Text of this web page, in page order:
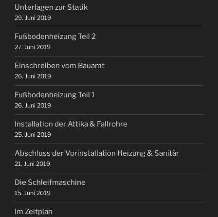
Unterlagen zur Statik
29. Juni 2019
Fußbodenheizung Teil 2
27. Juni 2019
Einschreiben vom Bauamt
26. Juni 2019
Fußbodenheizung Teil 1
26. Juni 2019
Installation der Attika & Fallrohre
25. Juni 2019
Abschluss der Vorinstallation Heizung & Sanitär
21. Juni 2019
Die Schleifmaschine
15. Juni 2019
Im Zeitplan